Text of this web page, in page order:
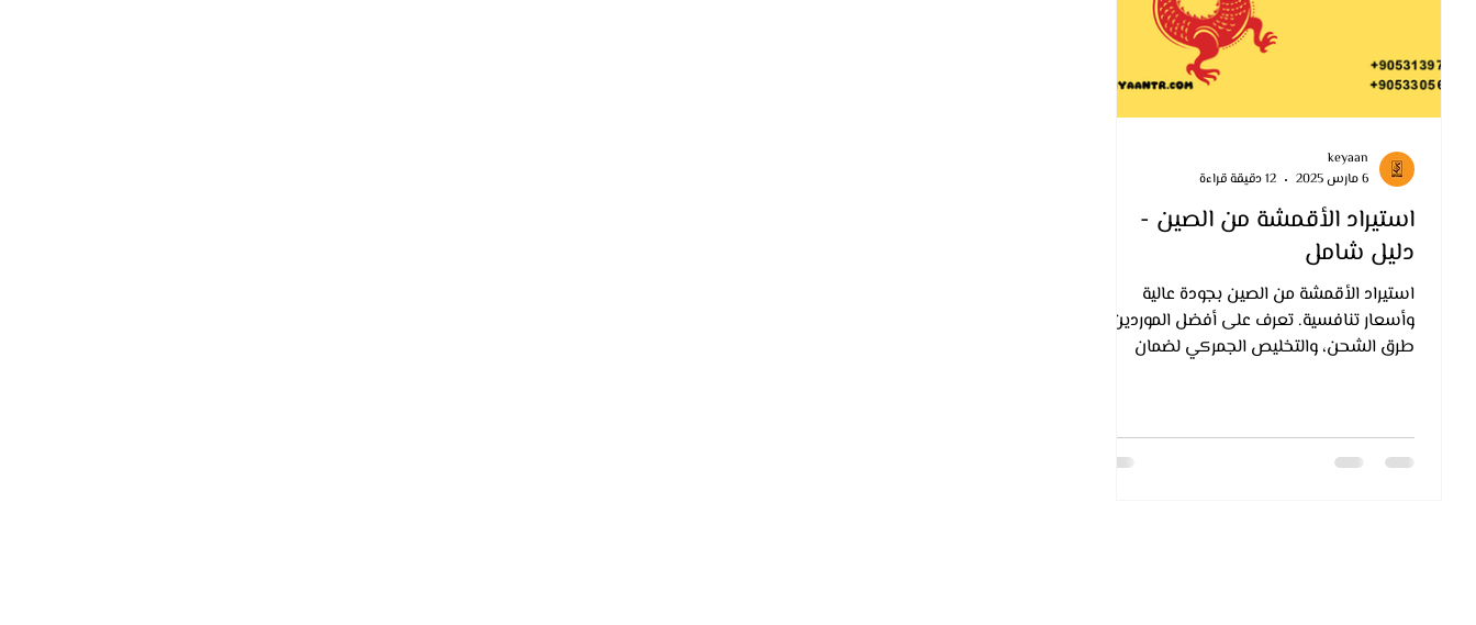
استيراد الأقمشة من الصين -
دليل شامل
استيراد الأقمشة من الصين بجودة عالية
وأسعار تنافسية. تعرف على أفضل الموردين،
طرق الشحن، والتخليص الجمركي لضمان
keyaan
6 مارس 2025
12 دقيقة قراءة